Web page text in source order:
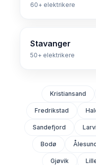
60+ elektrikere
Stavanger
50+ elektrikere
Kristiansand
Fredrikstad
Sandefjord
Bodø
Gjøvik